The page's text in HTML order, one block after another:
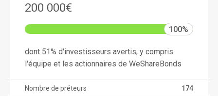
200 000€
100%
dont 51% d'investisseurs avertis, y compris
l'équipe et les actionnaires de WeShareBonds
Nombre de préteurs 174